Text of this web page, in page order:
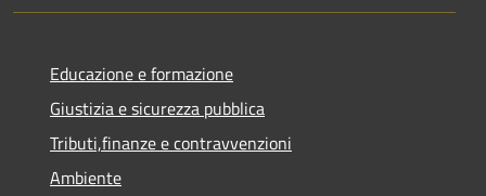
Educazione e formazione
Giustizia e sicurezza pubblica
Tributi,finanze e contravvenzioni
Ambiente